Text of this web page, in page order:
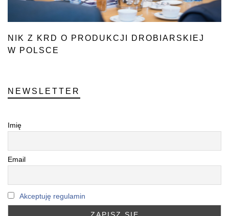
NIK Z KRD O PRODUKCJI DROBIARSKIEJ
W POLSCE
NEWSLETTER
Imię
Email
Akceptuję regulamin